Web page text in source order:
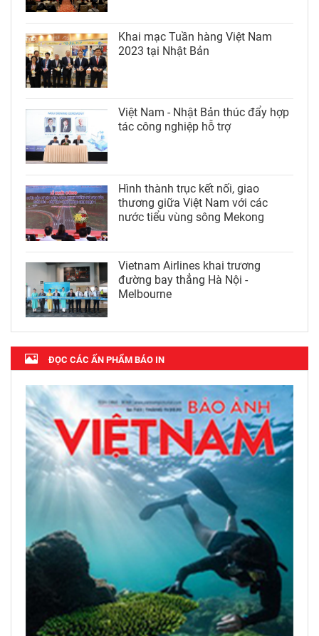
Khai mạc Tuần hàng Việt Nam
2023 tại Nhật Bản
Việt Nam - Nhật Bản thúc đẩy hợp
tác công nghiệp hỗ trợ
Hình thành trục kết nối, giao
thương giữa Việt Nam với các
nước tiểu vùng sông Mekong
Vietnam Airlines khai trương
đường bay thẳng Hà Nội -
Melbourne
ĐỌC CÁC ẤN PHẨM BÁO IN